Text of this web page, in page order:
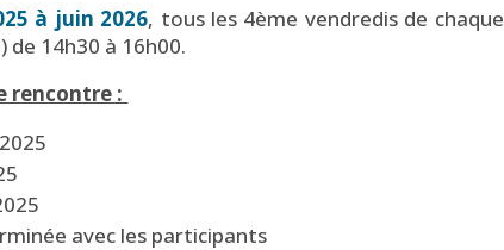
à juin 2026, tous les 4ème vendredis de chaque
de 14h30 à 16h00.
rencontre :
avec les participants